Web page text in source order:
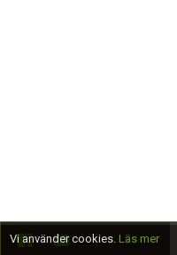
Vi använder cookies. Läs mer